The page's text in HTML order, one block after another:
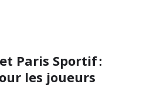
Paris Sportif :
les joueurs